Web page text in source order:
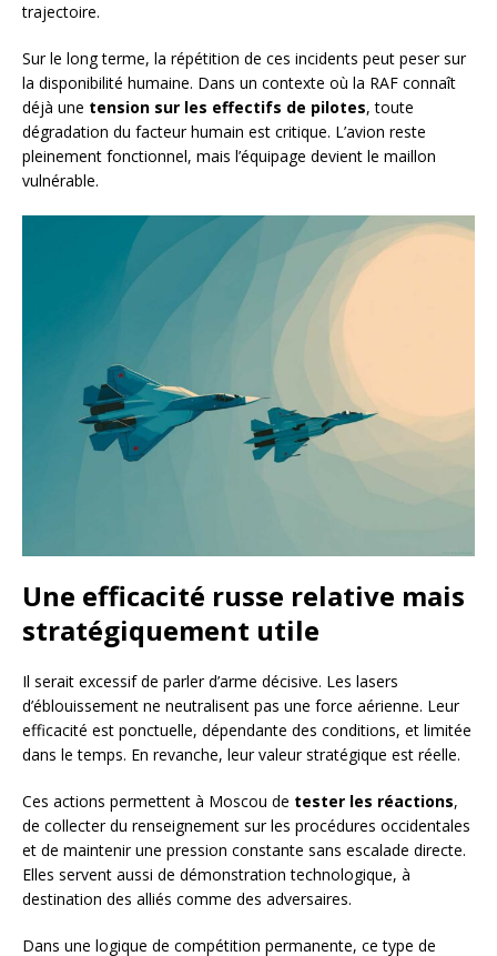
trajectoire.
Sur le long terme, la répétition de ces incidents peut peser sur
la disponibilité humaine. Dans un contexte où la RAF connaît
déjà une tension sur les effectifs de pilotes, toute
dégradation du facteur humain est critique. L’avion reste
pleinement fonctionnel, mais l’équipage devient le maillon
vulnérable.
Une efficacité russe relative mais
stratégiquement utile
Il serait excessif de parler d’arme décisive. Les lasers
d’éblouissement ne neutralisent pas une force aérienne. Leur
efficacité est ponctuelle, dépendante des conditions, et limitée
dans le temps. En revanche, leur valeur stratégique est réelle.
Ces actions permettent à Moscou de tester les réactions,
de collecter du renseignement sur les procédures occidentales
et de maintenir une pression constante sans escalade directe.
Elles servent aussi de démonstration technologique, à
destination des alliés comme des adversaires.
Dans une logique de compétition permanente, ce type de